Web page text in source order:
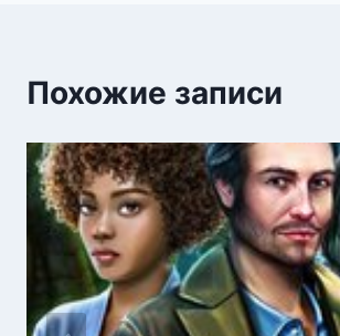
Похожие записи